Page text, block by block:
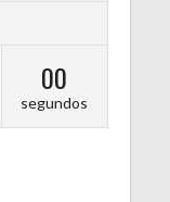
00
segundos